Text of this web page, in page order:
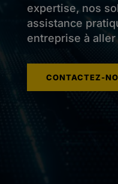
expertise, nos
assistance
entreprise à aller
CONTACTEZ-